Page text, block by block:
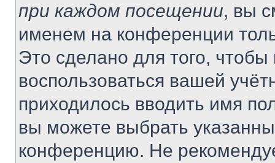
при каждом посещении, вы
именем на конференции
Это сделано для того, чтобы
воспользоваться вашей
приходилось вводить имя
вы можете выбрать
конференцию. Не